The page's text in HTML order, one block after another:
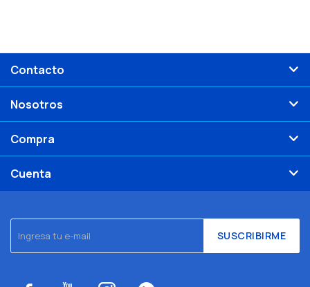
SUSCRIBIRME
Contacto
Nosotros
Compra
Cuenta